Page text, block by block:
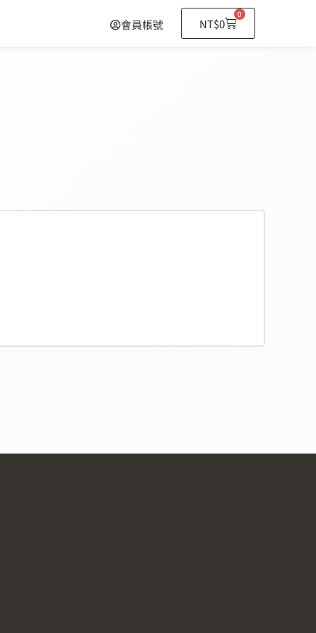
會員帳號 NT$0
0